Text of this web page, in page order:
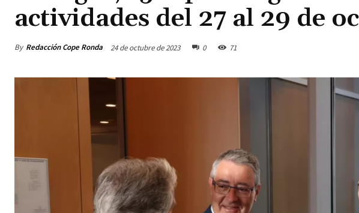
actividades del 27 al 29 de
By Redacción Cope Ronda 24 de octubre de 2023 0 71